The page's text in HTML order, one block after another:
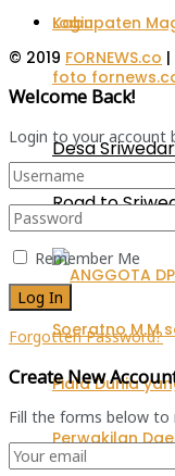
Desa
Road to
Login
© 2019 FORNEWS.co |
Welcome Back!
Login to your account
Remember Me
Forgotten Password?
Create New
Fill the forms below to